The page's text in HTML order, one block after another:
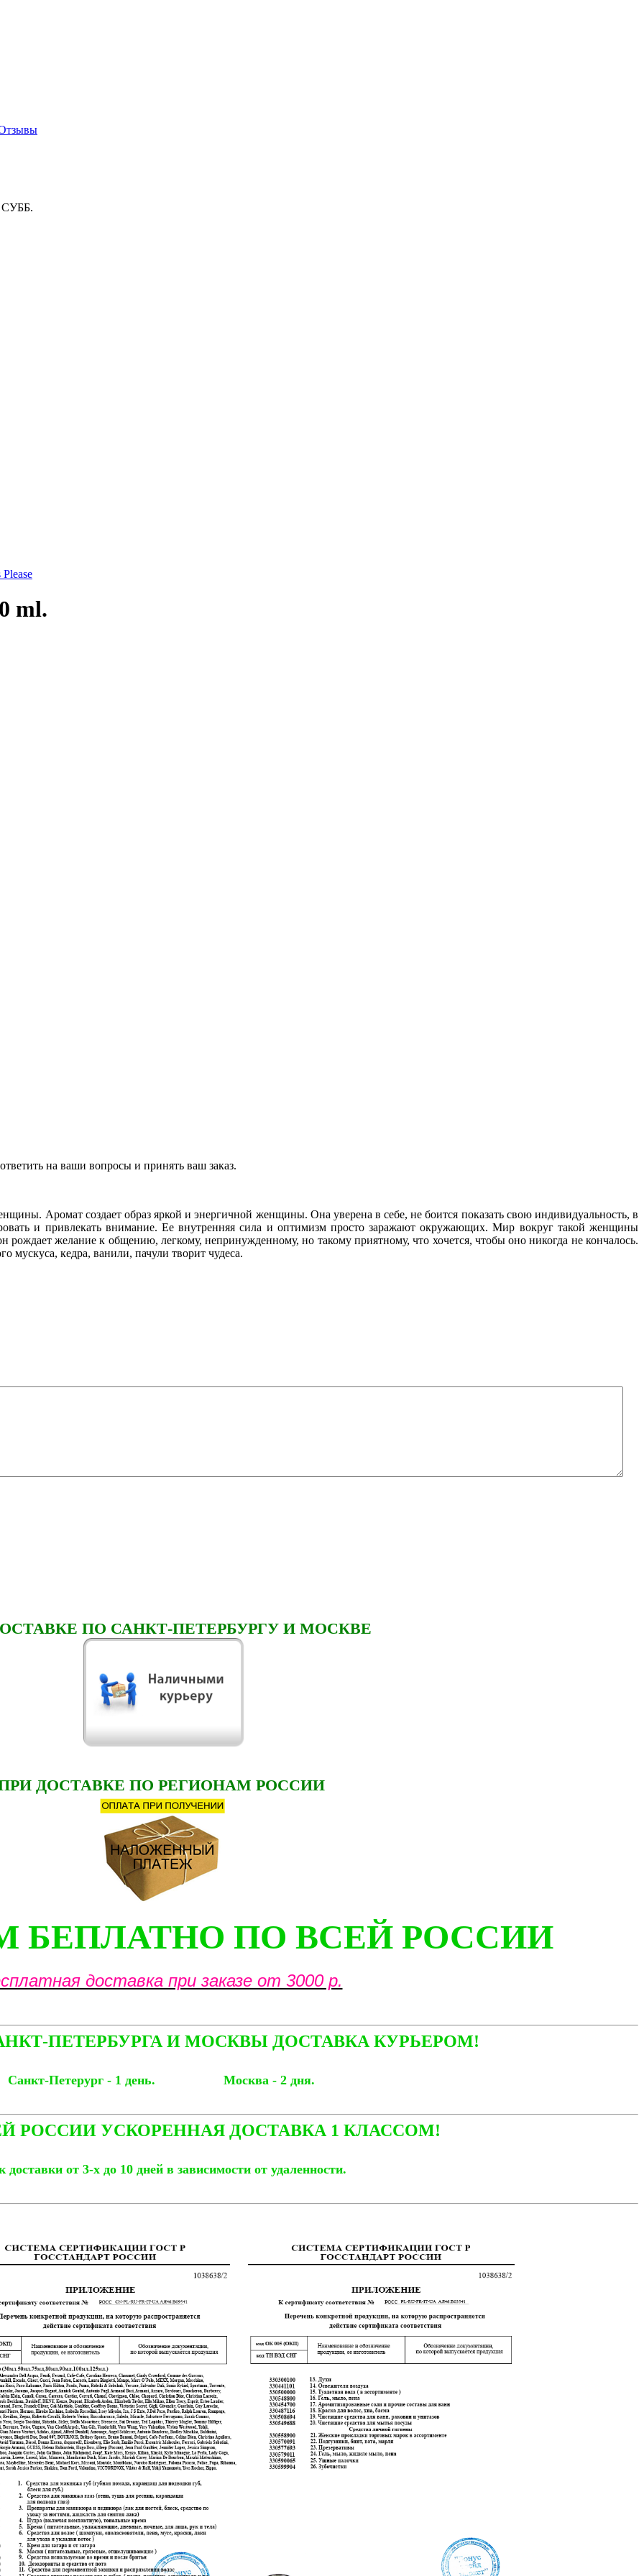
СУББ.
ml.
на ваши вопросы и принять ваш заказ.
Аромат создает образ яркой и энергичной женщины. Она уверена в себе, не боится показать свою индивидуальность, в
и привлекать внимание. Ее внутренняя сила и оптимизм просто заражают окружающих. Мир вокруг такой женщины
рождает желание к общению, легкому, непринужденному, но такому приятному, что хочется, чтобы оно никогда не кончалось.
мускуса, кедра, ванили, пачули творит чудеса.
ПО САНКТ-ПЕТЕРБУРГУ И МОСКВЕ
ДОСТАВКЕ ПО РЕГИОНАМ РОССИИ
БЕПЛАТНО ПО ВСЕЙ РОССИИ
доставка при заказе от 3000 р.
ПЕТЕРБУРГА И МОСКВЫ ДОСТАВКА КУРЬЕРОМ!
Санкт-Петерург - 1 день. Москва - 2 дня.
РОССИИ УСКОРЕННАЯ ДОСТАВКА 1 КЛАССОМ!
доставки от 3-х до 10 дней в зависимости от удаленности.